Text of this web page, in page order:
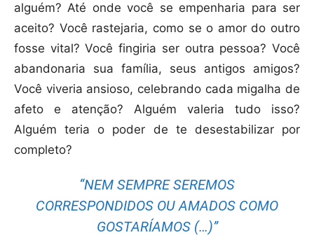
alguém? Até onde você se empenharia para ser
aceito? Você rastejaria, como se o amor do outro
fosse vital? Você fingiria ser outra pessoa? Você
abandonaria sua família, seus antigos amigos?
Você viveria ansioso, celebrando cada migalha de
afeto e atenção? Alguém valeria tudo isso?
Alguém teria o poder de te desestabilizar por
completo?
“NEM SEMPRE SEREMOS
CORRESPONDIDOS OU AMADOS COMO
GOSTARÍAMOS (…)”